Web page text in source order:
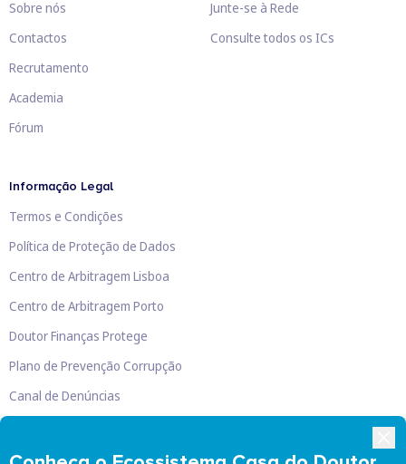
Sobre nós
Contactos
Recrutamento
Academia
Fórum
Junte-se à Rede
Consulte todos os ICs
Informação Legal
Termos e Condições
Política de Proteção de Dados
Centro de Arbitragem Lisboa
Centro de Arbitragem Porto
Doutor Finanças Protege
Plano de Prevenção Corrupção
Canal de Denúncias